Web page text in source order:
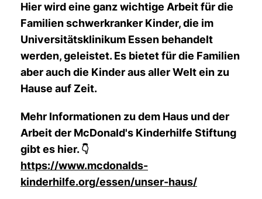
Hier wird eine ganz wichtige Arbeit für die
Familien schwerkranker Kinder, die im
Universitätsklinikum Essen behandelt
werden, geleistet. Es bietet für die Familien
aber auch die Kinder aus aller Welt ein zu
Hause auf Zeit.
Mehr Informationen zu dem Haus und der
Arbeit der McDonald's Kinderhilfe Stiftung
gibt es hier. 👇
https://www.mcdonalds-
kinderhilfe.org/essen/unser-haus/